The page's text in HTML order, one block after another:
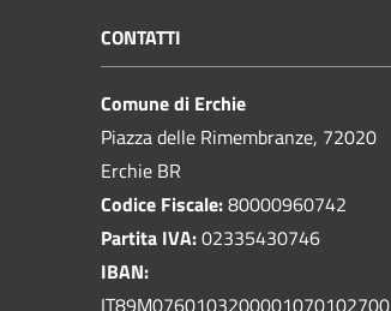
CONTATTI
Comune di Erchie
Piazza delle Rimembranze, 72020
Erchie BR
Codice Fiscale:80000960742
Partita IVA:02335430746
IBAN:
IT89M0760103200001070102700